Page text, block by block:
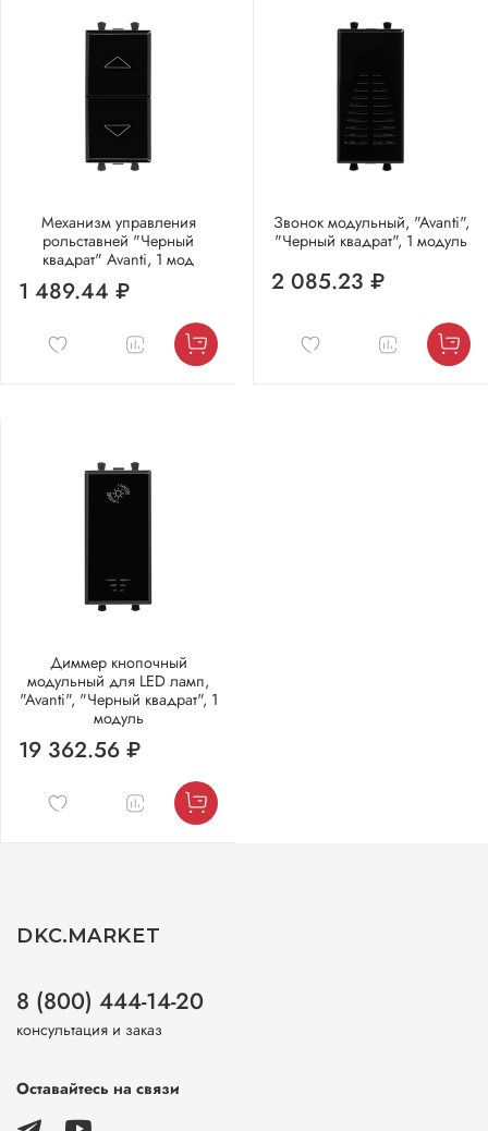
Механизм управления
рольставней "Черный
квадрат" Avanti, 1 мод
1 489.44 ₽
Звонок модульный, "Avanti",
"Черный квадрат", 1 модуль
2 085.23 ₽
Диммер кнопочный
модульный для LED ламп,
"Avanti", "Черный квадрат", 1
модуль
19 362.56 ₽
DKC.MARKET
8 (800) 444-14-20
консультация и заказ
Оставайтесь на связи